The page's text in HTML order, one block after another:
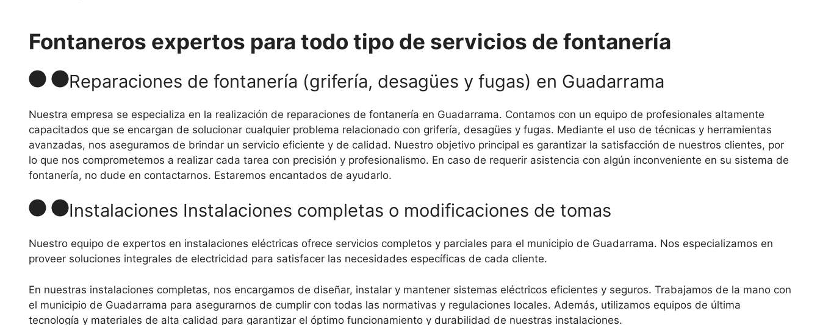
Fontaneros expertos para todo tipo de servicios de fontanería
Reparaciones de fontanería (grifería, desagües y fugas) en Guadarrama
Nuestra empresa se especializa en la realización de reparaciones de fontanería en Guadarrama. Contamos con un equipo de profesionales altamente
capacitados que se encargan de solucionar cualquier problema relacionado con grifería, desagües y fugas. Mediante el uso de técnicas y herramientas
avanzadas, nos aseguramos de brindar un servicio eficiente y de calidad. Nuestro objetivo principal es garantizar la satisfacción de nuestros clientes, por
lo que nos comprometemos a realizar cada tarea con precisión y profesionalismo. En caso de requerir asistencia con algún inconveniente en su sistema de
fontanería, no dude en contactarnos. Estaremos encantados de ayudarlo.
Instalaciones Instalaciones completas o modificaciones de tomas
Nuestro equipo de expertos en instalaciones eléctricas ofrece servicios completos y parciales para el municipio de Guadarrama. Nos especializamos en
proveer soluciones integrales de electricidad para satisfacer las necesidades específicas de cada cliente.
En nuestras instalaciones completas, nos encargamos de diseñar, instalar y mantener sistemas eléctricos eficientes y seguros. Trabajamos de la mano con
el municipio de Guadarrama para asegurarnos de cumplir con todas las normativas y regulaciones locales. Además, utilizamos equipos de última
tecnología y materiales de alta calidad para garantizar el óptimo funcionamiento y durabilidad de nuestras instalaciones.